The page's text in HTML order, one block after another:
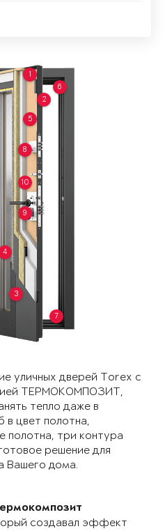
1
2
3
4
5
6
7
8
9
10
уличных дверей Torex с
ТЕРМОКОМПОЗИТ,
тепло даже в
в цвет полотна,
полотна, три контура
решение для
Вашего дома.
создавал эффект